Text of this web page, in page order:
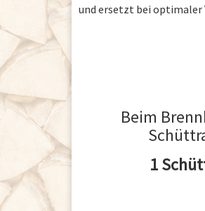
und ersetzt bei optimaler
Beim
1